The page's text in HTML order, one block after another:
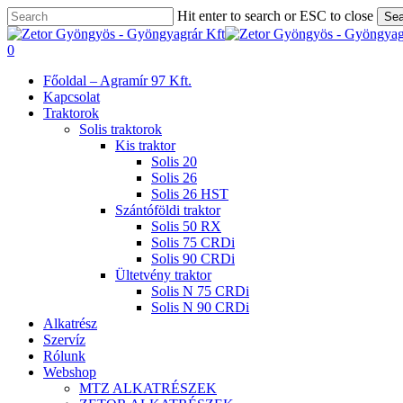
Skip
to
main
Hit enter to search or ESC to close
Close
Search
search
0
Főoldal – Agramír 97 Kft.
Kapcsolat
Traktorok
Solis traktorok
Kis traktor
Solis 20
Solis 26
Solis 26 HST
Szántóföldi traktor
Solis 50 RX
Solis 75 CRDi
Solis 90 CRDi
Ültetvény traktor
Solis N 75 CRDi
Solis N 90 CRDi
Alkatrész
Szervíz
Rólunk
Webshop
MTZ ALKATRÉSZEK